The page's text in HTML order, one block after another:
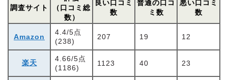
調査サイト
（口コミ総
数）
良い口コミ
数
普通の口コ
ミ数
悪い口コミ
数
Amazon
4.4/5点
(238)
207 19 12
楽天
4.66/5点
(1186)
1123 40 23